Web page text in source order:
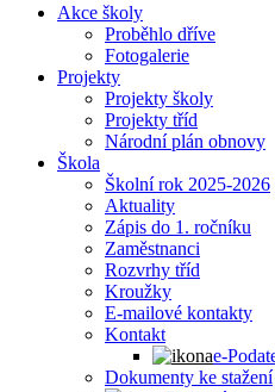
Akce školy
Proběhlo dříve
Fotogalerie
Projekty
Projekty školy
Projekty tříd
Národní plán obnovy
Škola
Školní rok 2025-2026
Aktuality
Zápis do 1. ročníku
Zaměstnanci
Rozvrhy tříd
Kroužky
E-mailové kontakty
Kontakt
e-
Dokumenty ke stažení